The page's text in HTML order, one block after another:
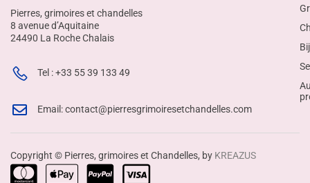
Pierres, grimoires et chandelles
8 avenue d’Aquitaine
24490 La Roche Chalais
Tel : +33 55 39 133 49
Email: contact@pierresgrimoiresetchandelles.com
Copyright © Pierres, grimoires et Chandelles, by KREAZUS